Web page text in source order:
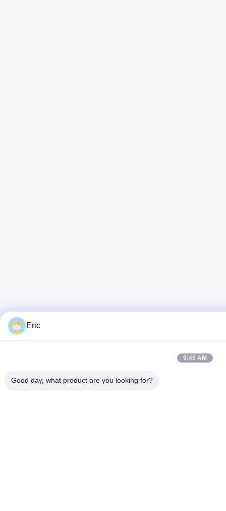
Eric
9:45 AM
Good day, what product are you looking for?